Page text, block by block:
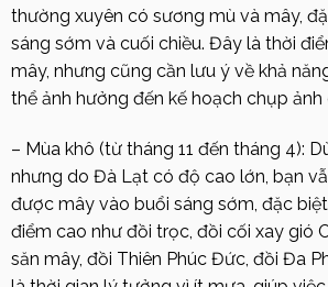
thường xuyên có sương mù và mây,
sáng sớm và cuối chiều. Đây là thời
mây, nhưng cũng cần lưu ý về khả
thể ảnh hưởng đến kế hoạch chụp ảnh
– Mùa khô (từ tháng 11 đến tháng 4):
nhưng do Đà Lạt có độ cao lớn, bạn
được mây vào buổi sáng sớm, đặc
điểm cao như đồi trọc, đồi cối xay gió
săn mây, đồi Thiên Phúc Đức, đồi Đa